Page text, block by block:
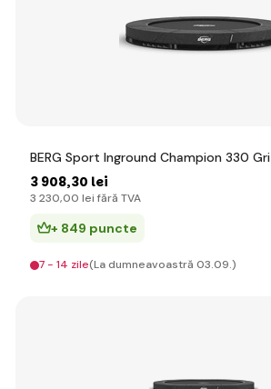
BERG Sport Inground Champion 330 Gri
3 908,30 lei
3 230,00 lei fără TVA
+ 849 puncte
7 - 14 zile(La dumneavoastră 03.09.)